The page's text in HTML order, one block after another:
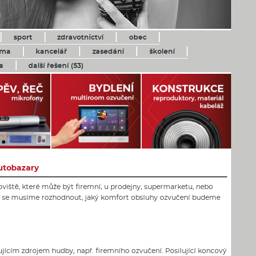
sport zdravotnictví
obec
kancelář zasedání
školení
další řešení (53)
které může být firemní, u prodejny, supermarketu, nebo
musíme rozhodnout, jaký komfort obsluhy ozvučení budeme
zdrojem hudby, např. firemního ozvučení. Posilující koncový